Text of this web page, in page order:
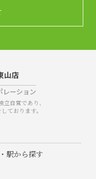
自営であり、
ております。
駅から探す